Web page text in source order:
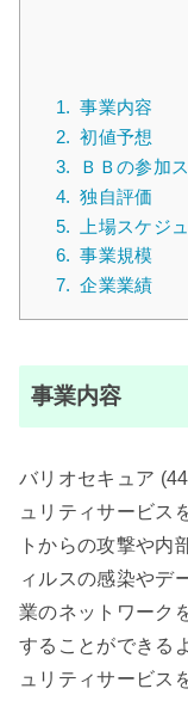
1. 事業内容
2. 初値予想
3.
ＢＢの参加
4. 独自評価
5.
上場スケジ
6. 事業規模
7. 企業業績
事業内容
バリオセキュア
ュリティサービス
トからの攻撃や内
ィルスの感染やデ
業のネットワーク
することができる
ュリティサービス